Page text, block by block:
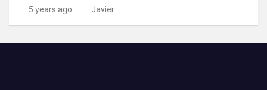
5 years ago Javier